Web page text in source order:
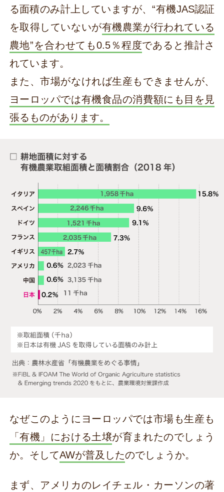
る面積のみ計上していますが、“有機JAS認証
を取得していないが有機農業が行われている
農地”を合わせても0.5％程度であると推計さ
れています。
また、市場がなければ生産もできませんが、
ヨーロッパでは有機食品の消費額にも目を見
張るものがあります。
なぜこのようにヨーロッパでは市場も生産も
「有機」における土壌が育まれたのでしょう
か。そしてAWが普及したのでしょうか。
まず、アメリカのレイチェル・カーソンの著